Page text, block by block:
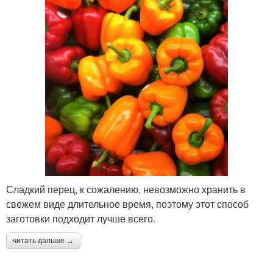
Сладкий перец, к сожалению, невозможно хранить в
свежем виде длительное время, поэтому этот способ
заготовки подходит лучше всего.
читать дальше →